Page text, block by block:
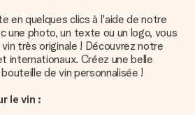
en quelques clics à l'aide de notre
une photo, un texte ou un logo, vous
très originale ! Découvrez notre
internationaux. Créez une belle
de vin personnalisée !
le vin :